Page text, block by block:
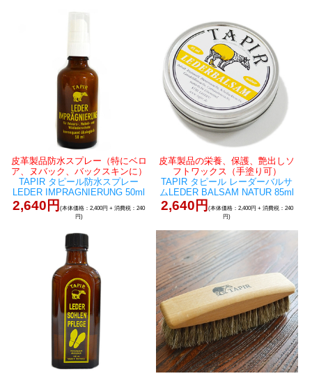
皮革製品防水スプレー（特にベロ
ア、ヌバック、バックスキンに）
TAPIR タピール防水スプレー
LEDER IMPRAGNIERUNG 50ml
2,640円(本体価格：2,400円 + 消費税：240
円)
皮革製品の栄養、保護、艶出しソ
フトワックス（手塗り可）
TAPIR タピール レーダーバルサ
ムLEDER BALSAM NATUR 85ml
2,640円 (本体価格：2,400円 + 消費税：240
円)